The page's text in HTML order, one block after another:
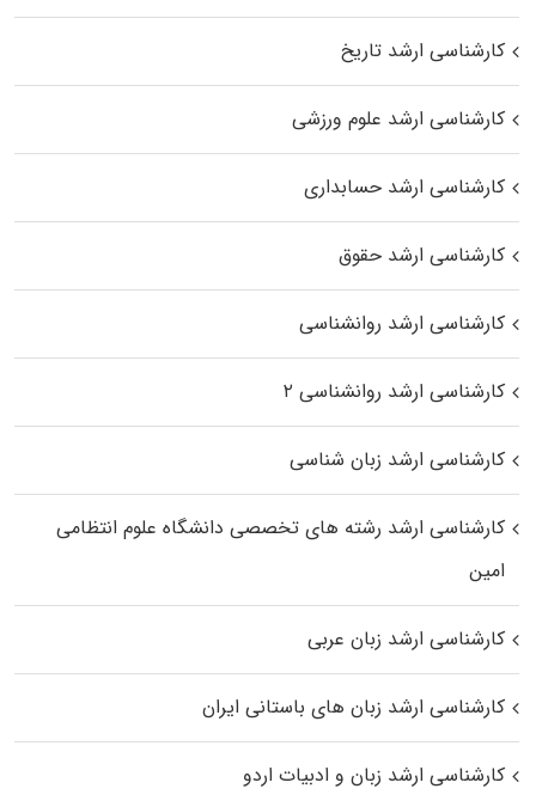
کارشناسی ارشد تاریخ
کارشناسی ارشد علوم ورزشی
کارشناسی ارشد حسابداری
کارشناسی ارشد حقوق
کارشناسی ارشد روانشناسی
کارشناسی ارشد روانشناسی ۲
کارشناسی ارشد زبان شناسی
کارشناسی ارشد رﺷﺘﻪ ﻫﺎی تخصصی داﻧﺸﮕﺎه ﻋﻠﻮم انتظامی
اﻣﻴﻦ
کارشناسی ارشد زبان عربی
کارشناسی ارشد زبان‌ های باستانی ایران
کارشناسی ارشد زبان و ادبیات اردو